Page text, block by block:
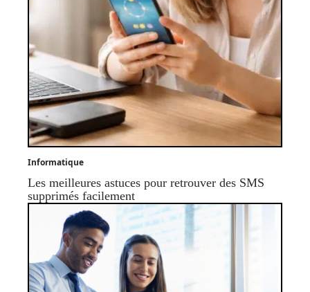
Informatique
Les meilleures astuces pour retrouver des SMS
supprimés facilement